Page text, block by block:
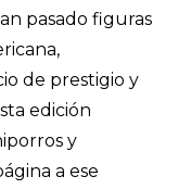
pasado figuras
de prestigio y
edición
y
a ese